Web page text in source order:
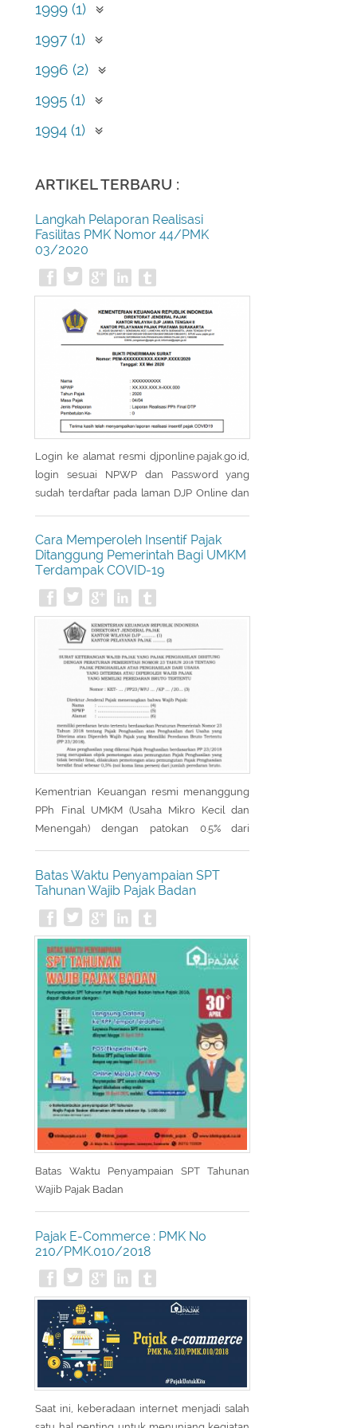
1999 (1)
September (1)
1997 (1)
Mei (1)
1996 (2)
April (2)
1995 (1)
Februari (1)
1994 (1)
ARTIKEL TERBARU :
Langkah Pelaporan Realisasi
Fasilitas PMK Nomor 44/PMK
03/2020
Login ke alamat resmi djponline.pajak.go.id,
login sesuai NPWP dan Password yang
sudah terdaftar pada laman DJP Online dan
akan menampilkan menu Utama, kemudian
pilih menu Layanan. Setelah masuk menu
menu dari menu Layanan kemudian pilih
eReporting Insentif Covid-19. - Pada
Cara Memperoleh Insentif Pajak
Ditanggung Pemerintah Bagi UMKM
Terdampak COVID-19
Kementrian Keuangan resmi menanggung
PPh Final UMKM (Usaha Mikro Kecil dan
Menengah) dengan patokan 0.5% dari
PPh Final DTP (Ditanggung Pemerintah). PPh
Final DTP tersebut diberikan untuk masa
pajak April 2020 sampai dengan masa pajak
September 2020.
Batas Waktu Penyampaian SPT
Tahunan Wajib Pajak Badan
Batas Waktu Penyampaian SPT Tahunan
Wajib Pajak Badan
Pajak E-Commerce : PMK No
210/PMK.010/2018
Saat ini, keberadaan internet menjadi salah
satu hal penting untuk menunjang kegiatan